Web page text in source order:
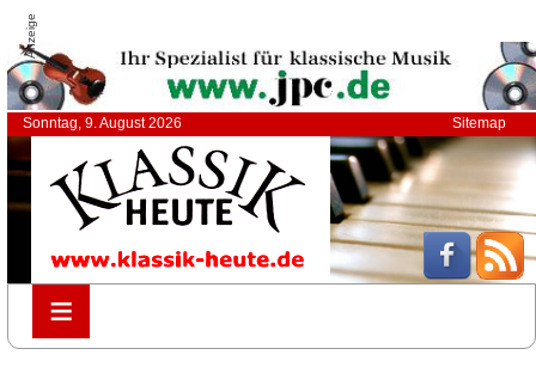
Anzeige
Sonntag, 9. August 2026 Sitemap
≡
≡